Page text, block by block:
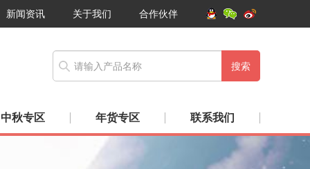
新闻资讯 关于我们 合作伙伴
搜索
中秋专区 年货专区 联系我们